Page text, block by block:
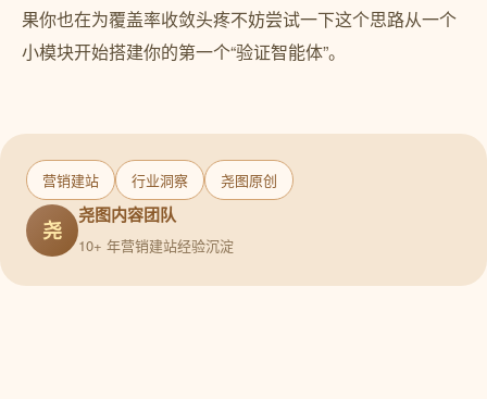
果你也在为覆盖率收敛头疼不妨尝试一下这个思路从一个
小模块开始搭建你的第一个“验证智能体”。
营销建站 行业洞察 尧图原创
尧
尧图内容团队
10+ 年营销建站经验沉淀